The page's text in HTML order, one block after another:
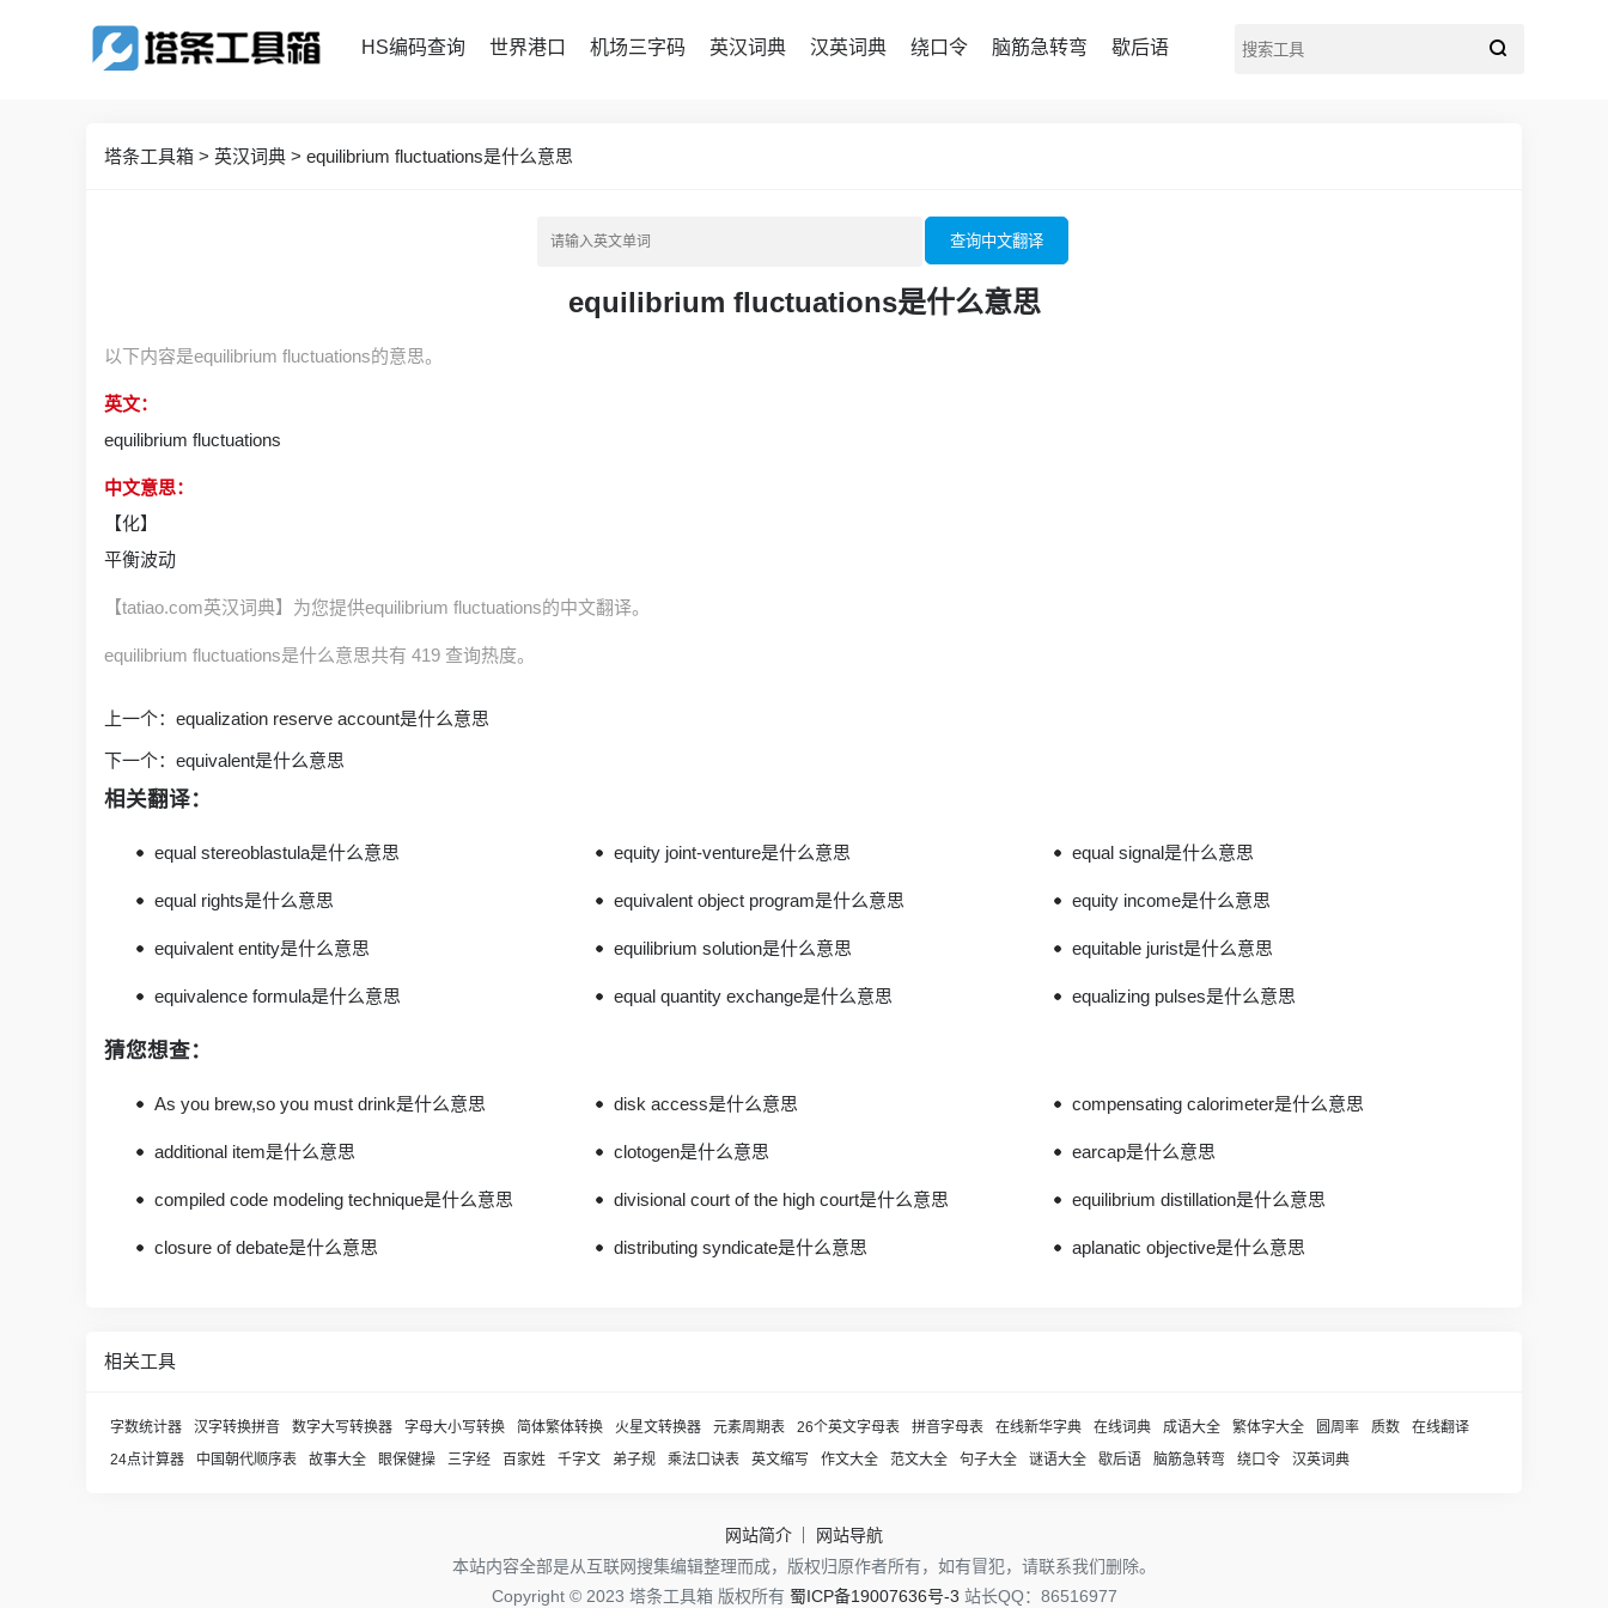
HS编码查询 世界港口 机场三字码 英汉词典 汉英词典 绕口令 脑筋急转弯 歇后语
塔条工具箱 > 英汉词典 > equilibrium fluctuations是什么意思
查询中文翻译
equilibrium fluctuations是什么意思
以下内容是equilibrium fluctuations的意思。
英文：
equilibrium fluctuations
中文意思：
【化】
平衡波动
【tatiao.com英汉词典】为您提供equilibrium fluctuations的中文翻译。
equilibrium fluctuations是什么意思共有 419 查询热度。
上一个： equalization reserve account是什么意思
下一个： equivalent是什么意思
相关翻译：
equal stereoblastula是什么意思 equity joint-venture是什么意思 equal signal是什么意思
equal rights是什么意思 equivalent object program是什么意思 equity income是什么意思
equivalent entity是什么意思 equilibrium solution是什么意思 equitable jurist是什么意思
equivalence formula是什么意思 equal quantity exchange是什么意思 equalizing pulses是什么意思
猜您想查：
As you brew,so you must drink是什么意思 disk access是什么意思 compensating calorimeter是什么意思
additional item是什么意思 clotogen是什么意思 earcap是什么意思
compiled code modeling technique是什么意思 divisional court of the high court是什么意思 equilibrium distillation是什么意思
closure of debate是什么意思 distributing syndicate是什么意思 aplanatic objective是什么意思
相关工具
字数统计器 汉字转换拼音 数字大写转换器 字母大小写转换 简体繁体转换 火星文转换器 元素周期表 26个英文字母表 拼音字母表 在线新华字典 在线词典 成语大全 繁体字大全 圆周率 质数
在线翻译
24点计算器
中国朝代顺序表 故事大全 眼保健操 三字经 百家姓 千字文 弟子规 乘法口诀表 英文缩写 作文大全 范文大全 句子大全 谜语大全 歇后语 脑筋急转弯 绕口令 汉英词典
网站简介
网站导航
本站内容全部是从互联网搜集编辑整理而成，版权归原作者所有，如有冒犯，请联系我们删除。
Copyright © 2023 塔条工具箱 版权所有 蜀ICP备19007636号-3 站长QQ：86516977